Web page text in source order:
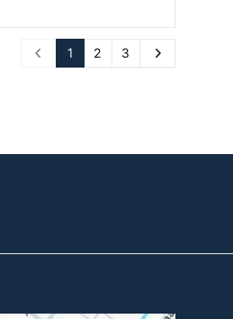
Prev 1 2 3 Next